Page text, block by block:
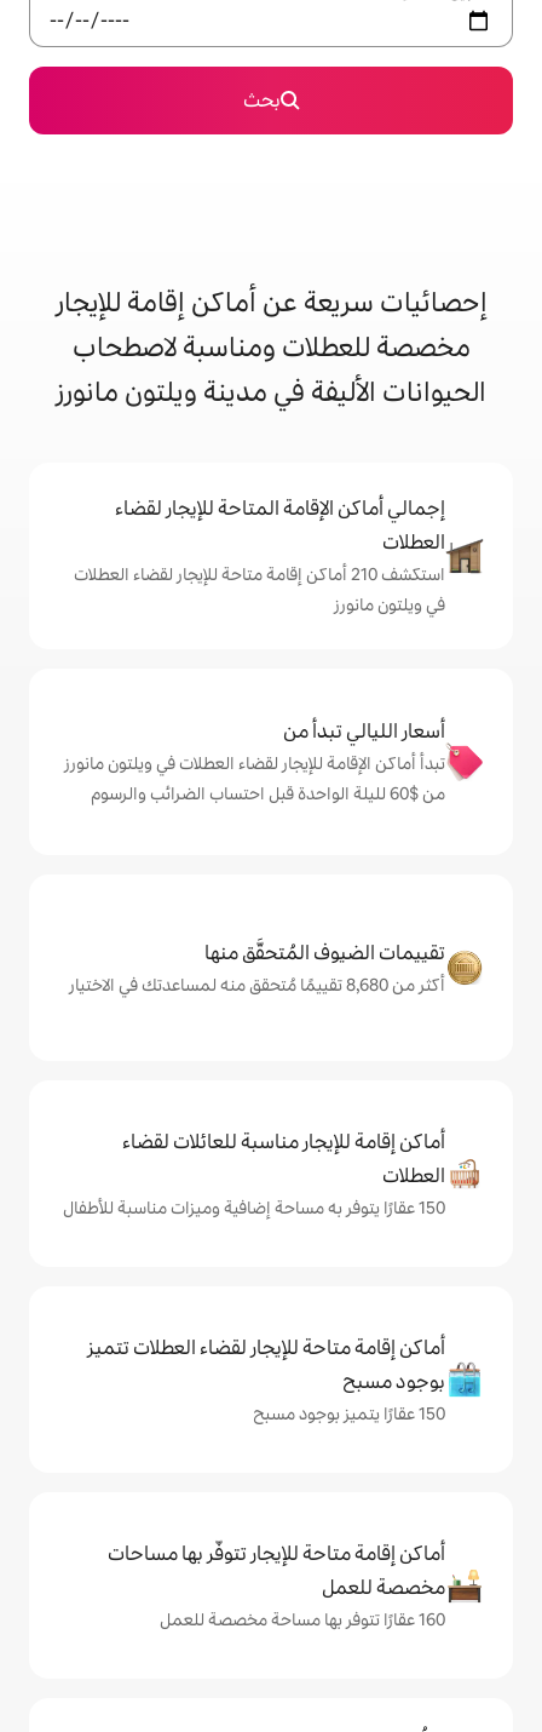
عن أماكن إقامة للإيجار
ومناسبة لاصطحاب
في مدينة ويلتون مانورز
المتاحة للإيجار لقضاء
210 أماكن إقامة متاحة للإيجار لقضاء العطلات
للإيجار لقضاء العطلات في ويلتون مانورز
المُتحقَّق منها
مناسبة للعائلات لقضاء
للإيجار لقضاء العطلات تتميز
للإيجار تتوفّر بها مساحات